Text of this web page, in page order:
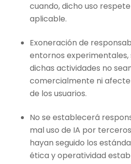
cuando, dicho uso
aplicable.
Exoneración de
entornos experimentales,
dichas actividades no
comercialmente ni
de los usuarios.
No se establecerá
mal uso de IA por
hayan seguido los
ética y operatividad